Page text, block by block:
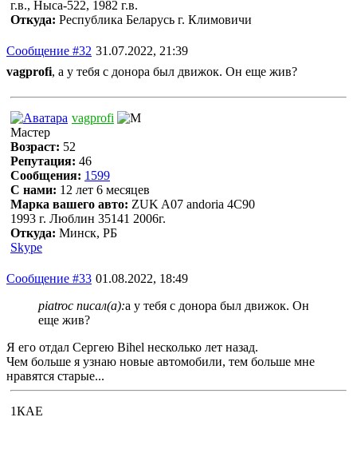
г.в., Ныса-522, 1982 г.в.
Откуда: Республика Беларусь г. Климовичи
Сообщение #32 31.07.2022, 21:39
vagprofi, а у тебя с донора был движок. Он еще жив?
vagprofi
Мастер
Возраст: 52
Репутация: 46
Сообщения: 1599
С нами: 12 лет 6 месяцев
Марка вашего авто: ZUK A07 andoria 4C90
1993 г. Люблин 35141 2006г.
Откуда: Минск, РБ
Skype
Сообщение #33 01.08.2022, 18:49
piatroc писал(а):а у тебя с донора был движок. Он
еще жив?
Я его отдал Сергею Bihel несколько лет назад.
Чем больше я узнаю новые автомобили, тем больше мне
нравятся старые...
1КАЕ